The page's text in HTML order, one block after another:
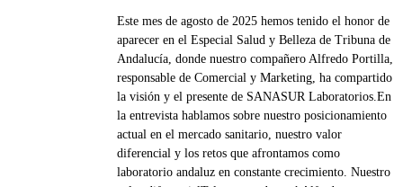
Este mes de agosto de 2025 hemos tenido el honor de
aparecer en el Especial Salud y Belleza de Tribuna de
Andalucía, donde nuestro compañero Alfredo Portilla,
responsable de Comercial y Marketing, ha compartido
la visión y el presente de SANASUR Laboratorios.En
la entrevista hablamos sobre nuestro posicionamiento
actual en el mercado sanitario, nuestro valor
diferencial y los retos que afrontamos como
laboratorio andaluz en constante crecimiento. Nuestro